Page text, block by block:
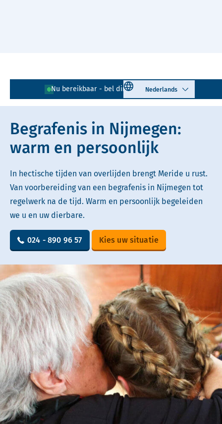
Nu bereikbaar - bel direct! 024 - 890 96 57
Select language
Lees voor Uitleg woorden
Simpele tekst
Begrafenis in Nijmegen:
warm en persoonlijk
In hectische tijden van overlijden brengt Meride u rust.
Van voorbereiding van een begrafenis in Nijmegen tot
regelwerk na de tijd. Warm en persoonlijk begeleiden
we u en uw dierbare.
024 - 890 96 57 Kies uw situatie